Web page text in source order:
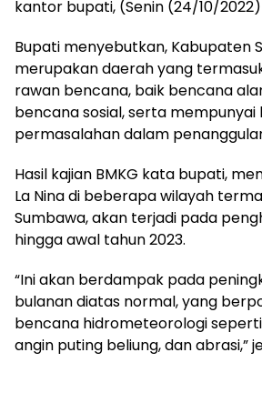
kantor bupati, (Senin (24/10/
Bupati menyebutkan, Kabupaten
merupakan daerah yang
rawan bencana, baik bencana
bencana sosial, serta
permasalahan dalam
Hasil kajian BMKG kata bupati,
La Nina di beberapa wilayah
Sumbawa, akan terjadi pada
hingga awal tahun 2023.
“Ini akan berdampak pada
bulanan diatas normal, yang
bencana hidrometeorologi
angin puting beliung, dan abrasi,”